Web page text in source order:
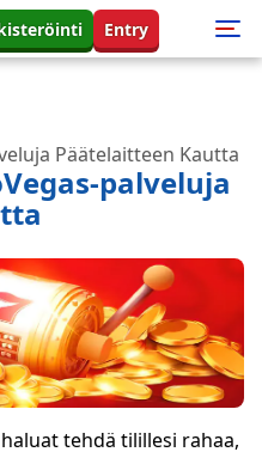
Entry
Päätelaitteen Kautta
palveluja
tehdä tilillesi rahaa,